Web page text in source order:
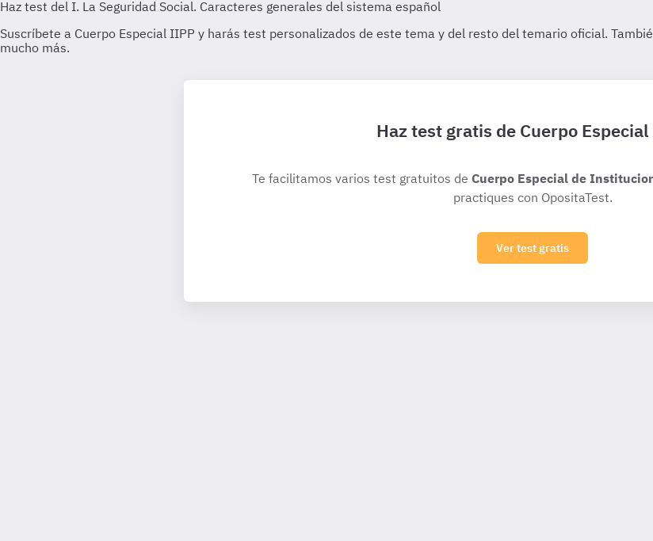
Haz test gratis de Cuerpo
Te facilitamos varios test gratuitos de Cuerpo Especial de
practiques con OpositaTest.
Ver test gratis